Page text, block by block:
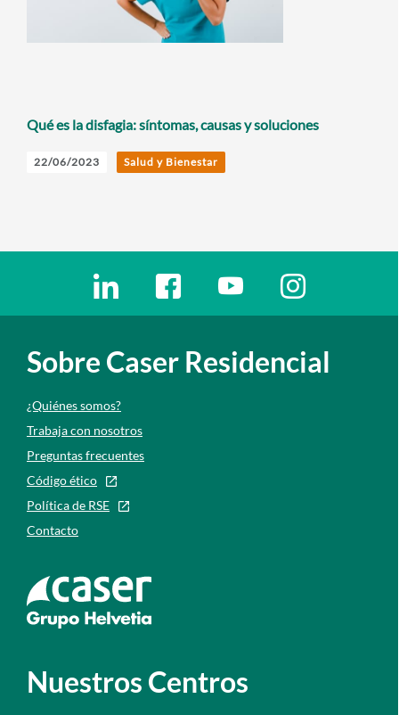
Qué es la disfagia: síntomas, causas y soluciones
22/06/2023 Salud y Bienestar
Ir a a la red social. Abre ventana nueva
Ir a a la red social. Abre ventana
Ir a a la red social. Abre
Ir a a la red
Sobre Caser Residencial
¿Quiénes somos?
Trabaja con nosotros
Preguntas frecuentes
Código ético
Política de RSE
Contacto
Ir a la web de caser
Nuestros Centros